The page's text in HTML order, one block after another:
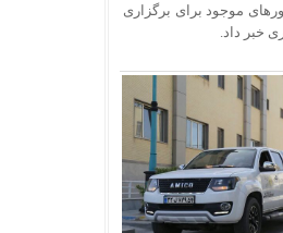
موجود برای برگزاری
خبر داد.